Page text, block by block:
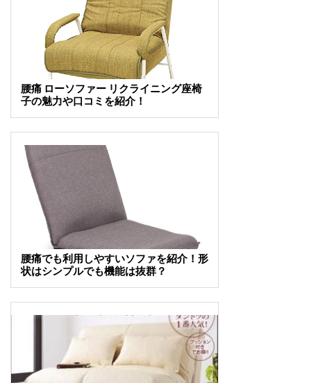
腰痛 ローソファー リクライニング座椅
子の魅力や口コミを紹介！
腰痛でも利用しやすいソファを紹介！形
状はシンプルでも機能は抜群？